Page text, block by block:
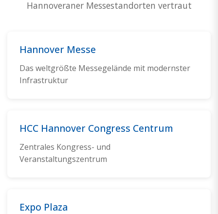
Hannoveraner Messestandorten vertraut
Hannover Messe
Das weltgrößte Messegelände mit modernster
Infrastruktur
HCC Hannover Congress Centrum
Zentrales Kongress- und
Veranstaltungszentrum
Expo Plaza